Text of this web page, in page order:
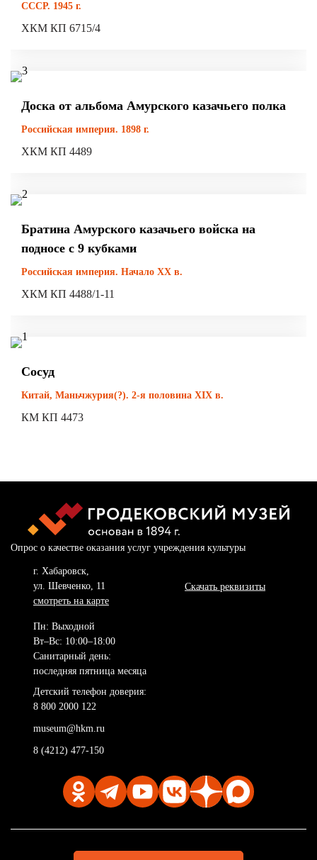
СССР. 1945 г.
ХКМ КП 6715/4
Доска от альбома Амурского казачьего полка
Российская империя. 1898 г.
ХКМ КП 4489
Братина Амурского казачьего войска на
подносе с 9 кубками
Российская империя. Начало ХХ в.
ХКМ КП 4488/1-11
Сосуд
Китай, Маньчжурия(?). 2-я половина XIX в.
КМ КП 4473
Опрос о качестве оказания услуг учреждения культуры
г. Хабаровск,
ул. Шевченко, 11
смотреть на карте
Скачать реквизиты
Пн: Выходной
Вт–Вс: 10:00–18:00
Санитарный день:
последняя пятница месяца
Детский телефон доверия:
8 800 2000 122
museum@hkm.ru
8 (4212) 477-150